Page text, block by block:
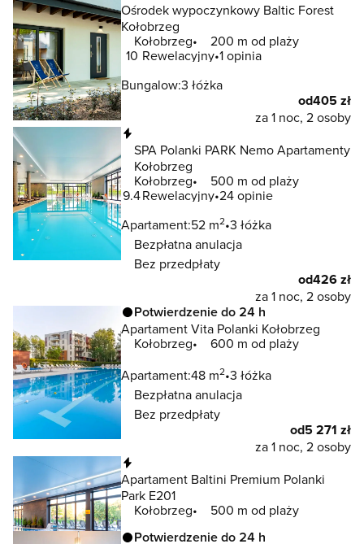
Ośrodek wypoczynkowy Baltic Forest
Kołobrzeg
Kołobrzeg
200 m od plaży
10 Rewelacyjny 1 opinia
Bungalow:3 łóżka
od405 zł
za 1 noc, 2 osoby
SPA Polanki PARK Nemo Apartamenty
Kołobrzeg
Kołobrzeg
500 m od plaży
9.4Rewelacyjny 24 opinie
Apartament:52 m2 3 łóżka
Bezpłatna anulacja
Bez przedpłaty
od426 zł
za 1 noc, 2 osoby
Potwierdzenie do 24 h
Apartament Vita Polanki Kołobrzeg
Kołobrzeg
600 m od plaży
Apartament:48 m2 3 łóżka
Bezpłatna anulacja
Bez przedpłaty
od5 271 zł
za 1 noc, 2 osoby
Apartament Baltini Premium Polanki
Park E201
Kołobrzeg
500 m od plaży
Potwierdzenie do 24 h